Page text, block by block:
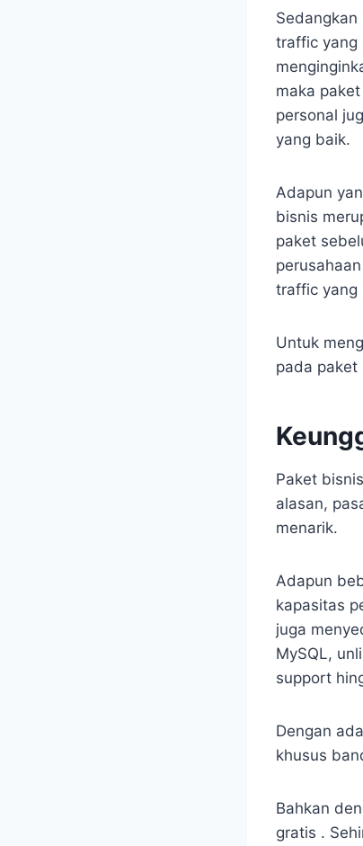
traffic yang
maka
personal
yang baik.
Adapun
bisnis
paket
traffic yang
Untuk
pada paket
Paket
alasan,
menarik.
Adapun
kapasitas
juga
MySQL,
support
Dengan
khusus
Bahkan
gratis .